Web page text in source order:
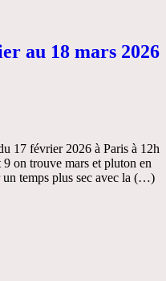
au 18 mars 2026
17 février 2026 à Paris à 12h
on trouve mars et pluton en
un temps plus sec avec la (…)